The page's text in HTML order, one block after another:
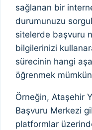
sağlanan bir
durumunuzu
sitelerde başvuru
bilgilerinizi
sürecinin hangi
öğrenmek
Örneğin, Ataşehir
Başvuru Merkezi
platformlar